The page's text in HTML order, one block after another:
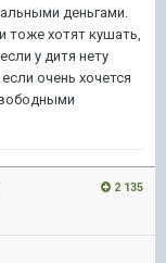
деньгами.
тоже хотят кушать,
у дитя нету
очень хочется
2 135